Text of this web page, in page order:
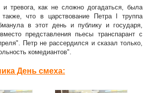
и тревога, как не сложно догадаться, была
также, что в царствование Петра I труппа
в этот день и публику и государя,
представления пьесы транспарант с
Петр не рассердился и сказал только,
комедиантов".
День смеха: